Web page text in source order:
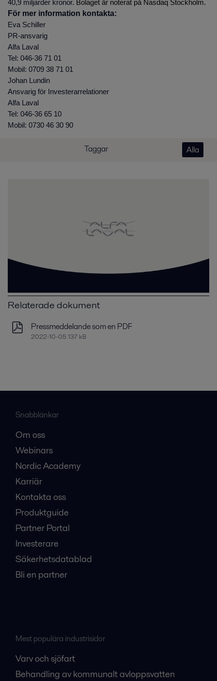
40,9 miljarder kronor. Bolaget är noterat på Nasdaq Stockholm.
För mer information kontakta:
Eva Schiller
PR-ansvarig
Alfa Laval
Tel: 046-36 71 01
Mobil: 0709 38 71 01
Johan Lundin
Ansvarig för Investerarrelationer
Alfa Laval
Tel: 046-36 65 10
Mobil: 0730 46 30 90
Taggar Alla
Relaterade dokument
Pressmeddelande som en PDF
2022-10-05 137 kB
Snabblänkar
Om oss
Webinars
Nordic Academy
Karriär
Kontakta oss
Produktguide
Partner Portal
Investerare
Säkerhetsdatablad
Bli en partner
Mest populära industrisidor
Varv och sjöfart
Behandling av kommunalt avloppsvatten